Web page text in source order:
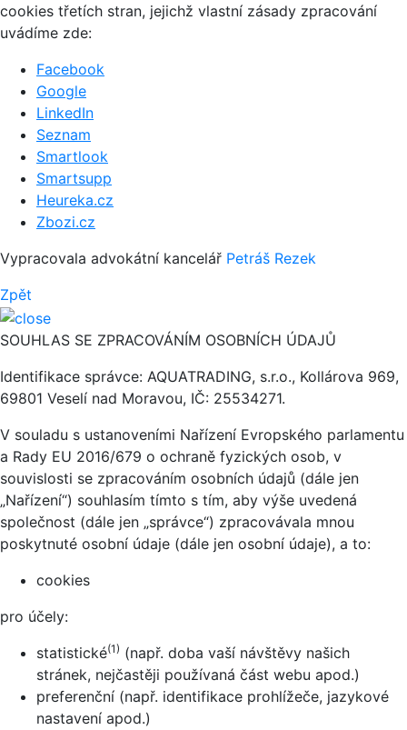
cookies třetích stran, jejichž vlastní zásady zpracování
uvádíme zde:
Facebook
Google
LinkedIn
Seznam
Smartlook
Smartsupp
Heureka.cz
Zbozi.cz
Vypracovala advokátní kancelář Petráš Rezek
Zpět
SOUHLAS SE ZPRACOVÁNÍM OSOBNÍCH ÚDAJŮ
Identifikace správce: AQUATRADING, s.r.o., Kollárova 969,
69801 Veselí nad Moravou, IČ: 25534271.
V souladu s ustanoveními Nařízení Evropského parlamentu
a Rady EU 2016/679 o ochraně fyzických osob, v
souvislosti se zpracováním osobních údajů (dále jen
„Nařízení“) souhlasím tímto s tím, aby výše uvedená
společnost (dále jen „správce“) zpracovávala mnou
poskytnuté osobní údaje (dále jen osobní údaje), a to:
cookies
pro účely:
statistické(1) (např. doba vaší návštěvy našich
stránek, nejčastěji používaná část webu apod.)
preferenční (např. identifikace prohlížeče, jazykové
nastavení apod.)